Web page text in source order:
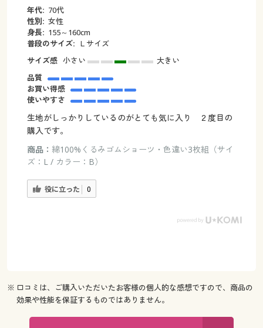
年代: 70代
性別: 女性
身長: 155～160cm
普段のサイズ: Ｌサイズ
サイズ感 小さい
大きい
品質
お買い得感
使いやすさ
生地がしっかりしているのがとても気に入り ２度目の
購入です。
商品： 綿100%くるみゴムショーツ・色違い3枚組（サイ
ズ：L / カラー：B）
役に立った 0
※ 口コミは、ご購入いただいたお客様の個人的な感想ですので、商品の
効果や性能を保証するものではありません。